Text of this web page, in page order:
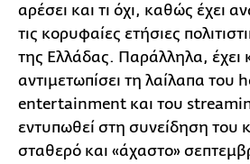
αρέσει και τι όχι, καθώς έχει
τις κορυφαίες ετήσιες
της Ελλάδας. Παράλληλα, έχει
αντιμετωπίσει τη λαίλαπα του
entertainment και του
εντυπωθεί στη συνείδηση του
σταθερό και «άχαστο»